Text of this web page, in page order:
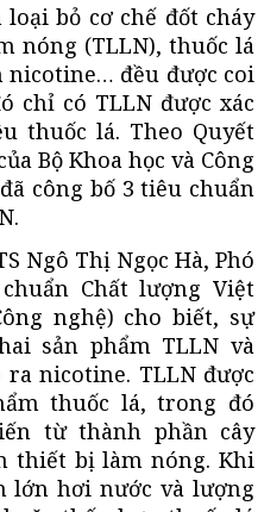
bỏ cơ chế đốt cháy
nóng (TLLN), thuốc lá
đều được coi
chỉ có TLLN được xác
thuốc lá. Theo Quyết
Bộ Khoa học và Công
công bố 3 tiêu chuẩn
Ngô Thị Ngọc Hà, Phó
Chất lượng Việt
nghệ) cho biết, sự
sản phẩm TLLN và
nicotine. TLLN được
thuốc lá, trong đó
từ thành phần cây
thiết bị làm nóng. Khi
lớn hơi nước và lượng